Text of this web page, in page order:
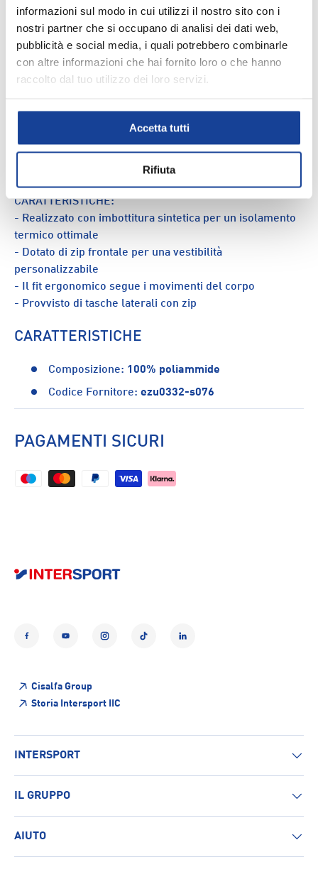
informazioni sul modo in cui utilizzi il nostro sito con i
nostri partner che si occupano di analisi dei dati web,
pubblicità e social media, i quali potrebbero combinarle
con altre informazioni che hai fornito loro o che hanno
raccolto dal tuo utilizzo dei loro servizi.
Accetta tutti
Rifiuta
Il gilet Hunt è la soluzione ideale per chi pratica attività
outdoor e cerca protezione e libertà di movimento.
Imbottito offre calore al busto, lasciando braccia e spalle
libere, unendo praticità e performance in un capo
versatile. L'imbottitura assicura un buon isolamento
tecnica garantisce resistenza e durata nel tempo.
Perfetto per escursioni e attività all'aperto quando è
necessaria una protezione extra senza il peso di una
CARATTERISTICHE:
- Realizzato con imbottitura sintetica per un isolamento
termico ottimale
- Dotato di zip frontale per una vestibilità
personalizzabile
- Il fit ergonomico segue i movimenti del corpo
- Provvisto di tasche laterali con zip
CARATTERISTICHE
Composizione: 100% poliammide
Codice Fornitore: ezu0332-s076
PAGAMENTI SICURI
YouTubeInstagramTikTok LinkedIn
Cisalfa Group
Storia Intersport IIC
INTERSPORT
IL GRUPPO
AIUTO